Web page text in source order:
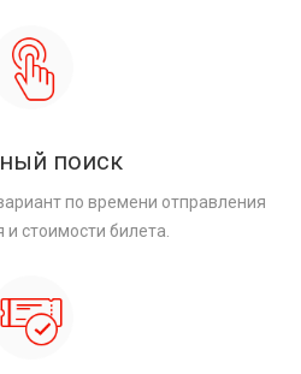
поиск
по времени отправления
стоимости билета.